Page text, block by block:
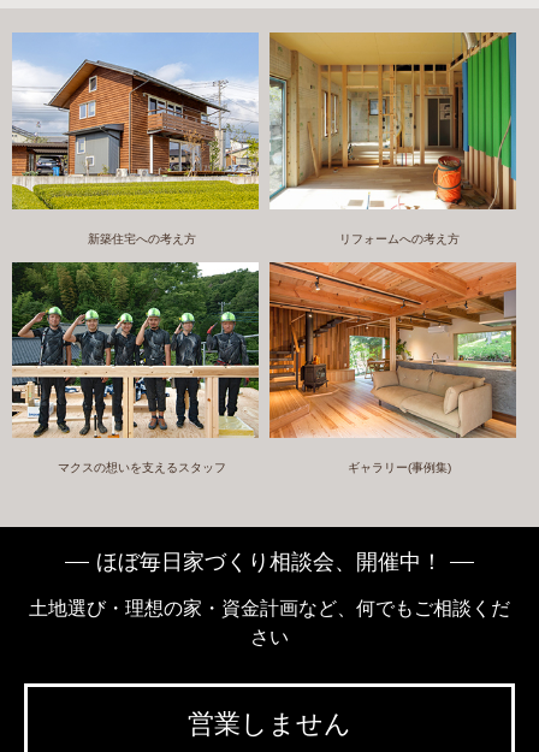
新築住宅への考え方 リフォームへの考え方
マクスの想いを支えるスタッフ ギャラリー(事例集)
ほぼ毎日家づくり相談会、開催中！
土地選び・理想の家・資金計画など、何でもご相談くだ
さい
営業しません